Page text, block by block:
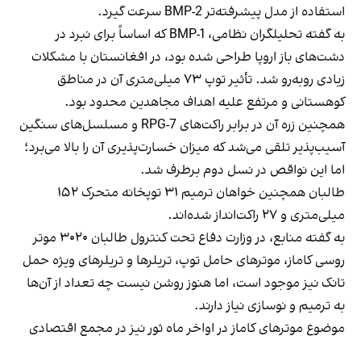
استفاده از مدل پیشرفته‌تر BMP-2 سرعت گیرد.
به گفته تحلیلگران نظامی، BMP-1 که اساساً برای نبرد در
دشت‌های باز اروپا طراحی شده بود، در افغانستان با مشکلات
زیادی روبه‌رو شد. تأثیر توپ ۷۳ میلی‌متری آن در مناطق
کوهستانی و مرتفع علیه اهداف مجاهدین محدود بود.
همچنین زره آن در برابر راکت‌های RPG-7 و مسلسل‌های سنگین
آسیب‌پذیر تلقی می‌شد که میزان خسارت‌پذیری آن را بالا می‌برد؛
اما این نواقص در نسل دوم برطرف شد.
طالبان همچنین خواهان ترمیم ۳۱ توپخانه متحرک ۱۵۲
میلی‌متری و ۲۷ راکت‌انداز شده‌اند.
به گفته منابع، در وزارت دفاع تحت کنترول طالبان ۳۰۲۰ موتر
روسی کاماز، موترهای حامل توپ، تریلرها و تریلرهای ویژه حمل
تانک نیز موجود است، اما هنوز روشن نیست چه تعداد از آن‌ها
به ترمیم و نوسازی نیاز دارند.
موضوع موترهای کاماز در اواخر ماه ثور نیز در مجمع اقتصادی